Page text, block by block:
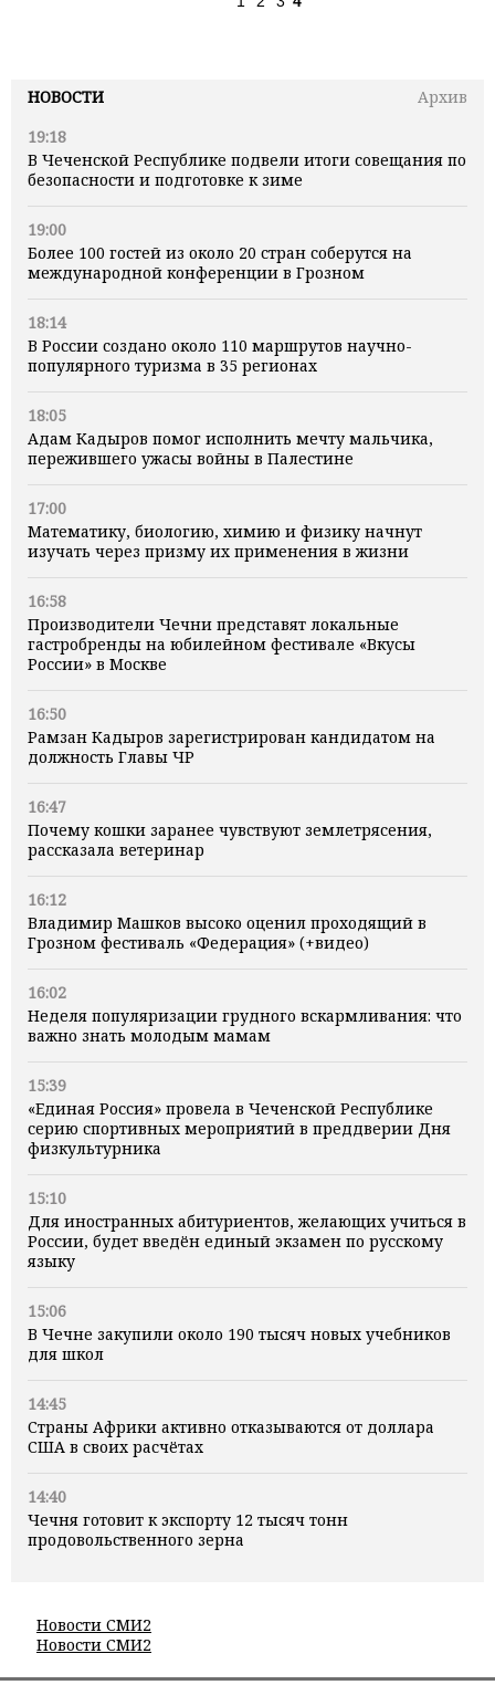
НОВОСТИ
Архив
19:18
В Чеченской Республике подвели итоги совещания по
безопасности и подготовке к зиме
19:00
Более 100 гостей из около 20 стран соберутся на
международной конференции в Грозном
18:14
В России создано около 110 маршрутов научно-
популярного туризма в 35 регионах
18:05
Адам Кадыров помог исполнить мечту мальчика,
пережившего ужасы войны в Палестине
17:00
Математику, биологию, химию и физику начнут
изучать через призму их применения в жизни
16:58
Производители Чечни представят локальные
гастробренды на юбилейном фестивале «Вкусы
России» в Москве
16:50
Рамзан Кадыров зарегистрирован кандидатом на
должность Главы ЧР
16:47
Почему кошки заранее чувствуют землетрясения,
рассказала ветеринар
16:12
Владимир Машков высоко оценил проходящий в
Грозном фестиваль «Федерация» (+видео)
16:02
Неделя популяризации грудного вскармливания: что
важно знать молодым мамам
15:39
«Единая Россия» провела в Чеченской Республике
серию спортивных мероприятий в преддверии Дня
физкультурника
15:10
Для иностранных абитуриентов, желающих учиться в
России, будет введён единый экзамен по русскому
языку
15:06
В Чечне закупили около 190 тысяч новых учебников
для школ
14:45
Страны Африки активно отказываются от доллара
США в своих расчётах
14:40
Чечня готовит к экспорту 12 тысяч тонн
продовольственного зерна
Новости СМИ2
Новости СМИ2